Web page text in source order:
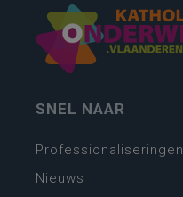
SNEL NAAR
Professionaliseringen
Nieuws